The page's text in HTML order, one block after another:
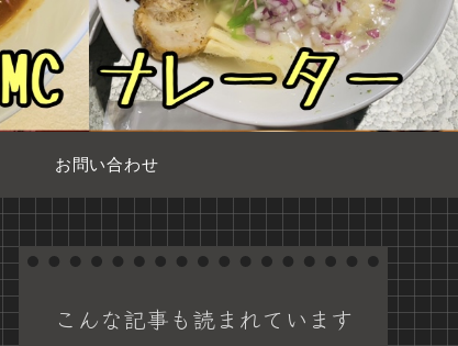
お問い合わせ
こんな記事も読まれています